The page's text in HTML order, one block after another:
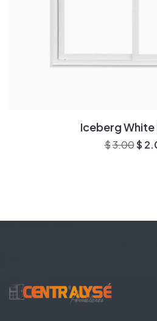
Iceberg White
$3.00$